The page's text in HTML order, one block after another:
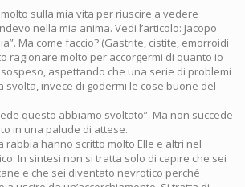
sulla mia vita per riuscire a vedere
nella mia anima. Vedi l’articolo: Jacopo
Ma come faccio? (Gastrite, cistite, emorroidi
ragionare molto per accorgermi di quanto io
aspettando che una serie di problemi
svolta, invece di godermi le cose buone del
questo abbiamo svoltato”. Ma non succede
in una palude di attese.
rabbia hanno scritto molto Elle e altri nel
In sintesi non si tratta solo di capire che sei
e che sei diventato nevrotico perché